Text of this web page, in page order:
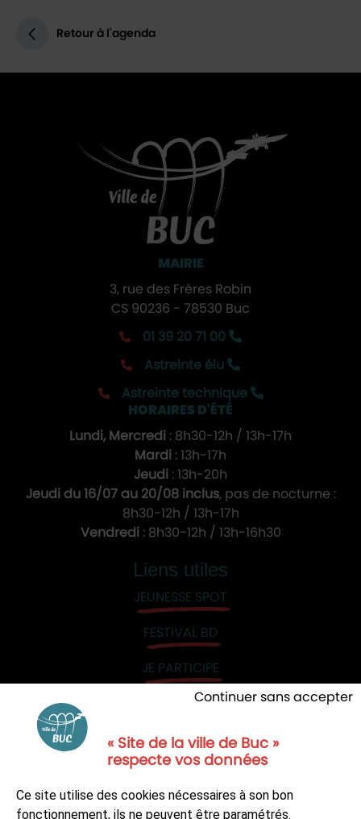
« Site de la ville de Buc »
respecte vos données
Ce site utilise des cookies nécessaires à son bon
fonctionnement, ils ne peuvent être paramétrés.
Continuer sans accepter
Retour à l'agenda
MAIRIE
3, rue des Frères Robin
CS 90236 - 78530 Buc
01 39 20 71 00
Astreinte élu
Astreinte technique
HORAIRES D'ÉTÉ
Lundi, Mercredi : 8h30-12h / 13h-17h
Mardi : 13h-17h
Jeudi : 13h-20h
Jeudi du 16/07 au 20/08 inclus, pas de nocturne :
8h30-12h / 13h-17h
Vendredi : 8h30-12h / 13h-16h30
Liens utiles
JEUNESSE SPOT
FESTIVAL BD
JE PARTICIPE
NOUS CONTACTER
S'ABONNER À LA NEWSLETTER